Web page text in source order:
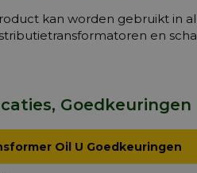
kan worden gebruikt in
en
Oil U Goedkeuringen